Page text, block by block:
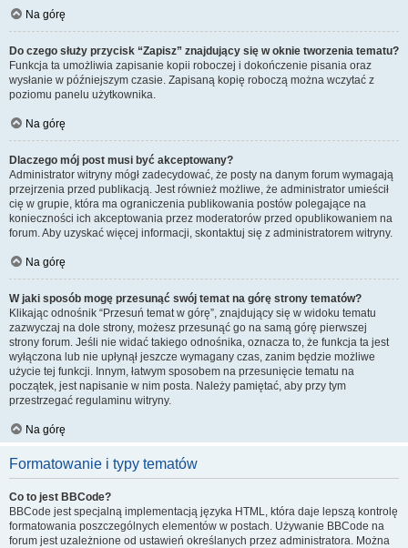
Na górę
Do czego służy przycisk “Zapisz” znajdujący się w oknie tworzenia tematu?
Funkcja ta umożliwia zapisanie kopii roboczej i dokończenie pisania oraz
wysłanie w późniejszym czasie. Zapisaną kopię roboczą można wczytać z
poziomu panelu użytkownika.
Na górę
Dlaczego mój post musi być akceptowany?
Administrator witryny mógł zadecydować, że posty na danym forum wymagają
przejrzenia przed publikacją. Jest również możliwe, że administrator umieścił
cię w grupie, która ma ograniczenia publikowania postów polegające na
konieczności ich akceptowania przez moderatorów przed opublikowaniem na
forum. Aby uzyskać więcej informacji, skontaktuj się z administratorem witryny.
Na górę
W jaki sposób mogę przesunąć swój temat na górę strony tematów?
Klikając odnośnik “Przesuń temat w górę”, znajdujący się w widoku tematu
zazwyczaj na dole strony, możesz przesunąć go na samą górę pierwszej
strony forum. Jeśli nie widać takiego odnośnika, oznacza to, że funkcja ta jest
wyłączona lub nie upłynął jeszcze wymagany czas, zanim będzie możliwe
użycie tej funkcji. Innym, łatwym sposobem na przesunięcie tematu na
początek, jest napisanie w nim posta. Należy pamiętać, aby przy tym
przestrzegać regulaminu witryny.
Na górę
Formatowanie i typy tematów
Co to jest BBCode?
BBCode jest specjalną implementacją języka HTML, która daje lepszą kontrolę
formatowania poszczególnych elementów w postach. Używanie BBCode na
forum jest uzależnione od ustawień określanych przez administratora. Można